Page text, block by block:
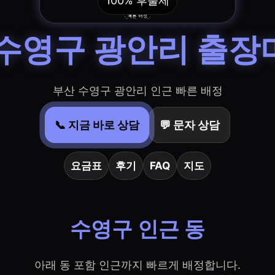
영구 광안리 출장
부산 수영구 광안리 인근 빠른 배정
📞 지금 바로 상담 💬 문자 상담
요금표 후기 FAQ 지도
수영구 인근 동
아래 동 포함 인근까지 빠르게 배정합니다.